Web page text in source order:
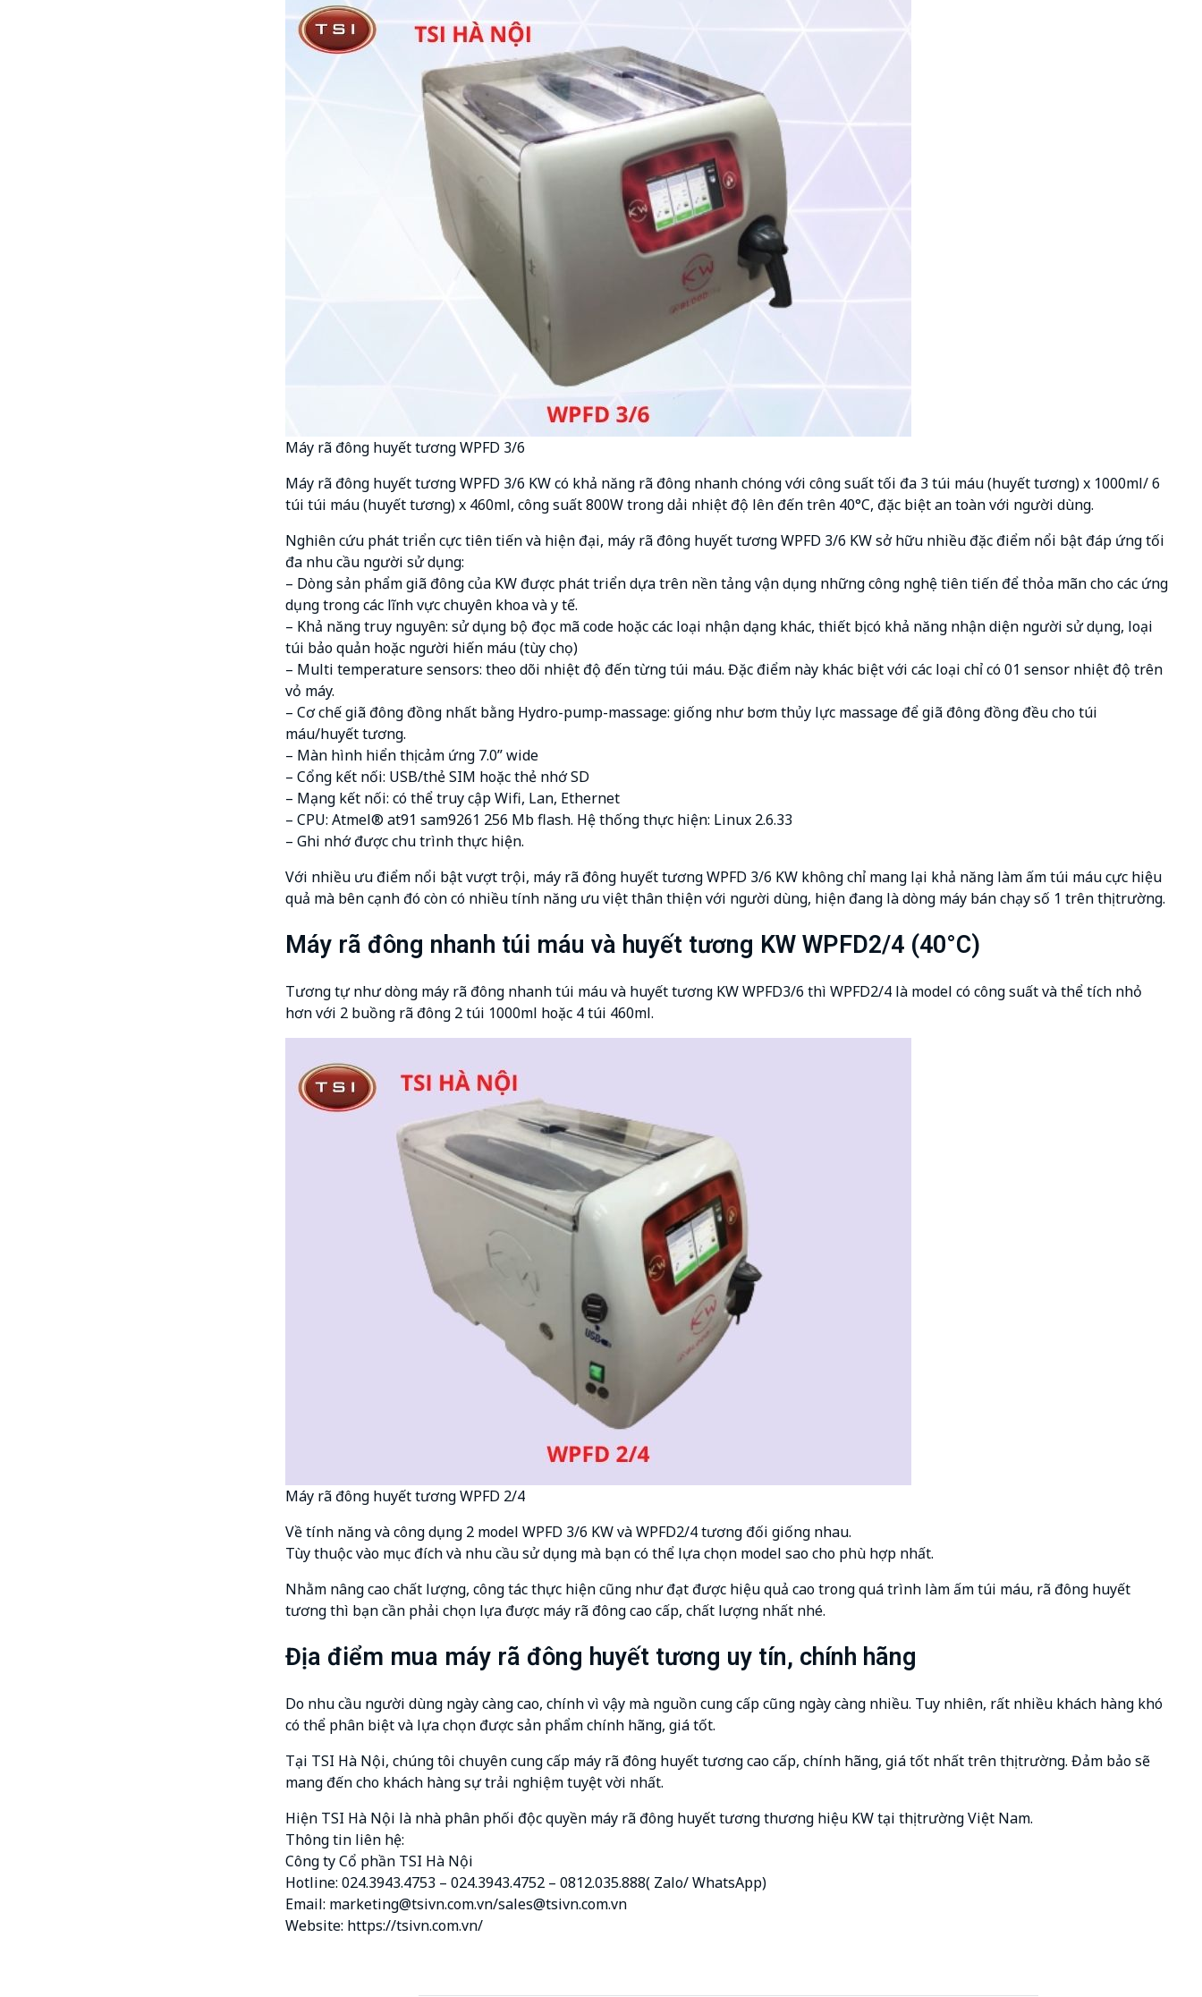
Máy rã đông huyết tương WPFD 3/6
Máy rã đông huyết tương WPFD 3/6 KW có khả năng rã đông nhanh chóng với công suất tối đa 3 túi máu (huyết tương) x 1000ml/ 6
túi túi máu (huyết tương) x 460ml, công suất 800W trong dải nhiệt độ lên đến trên 40°C, đặc biệt an toàn với người dùng.
Nghiên cứu phát triển cực tiên tiến và hiện đại, máy rã đông huyết tương WPFD 3/6 KW sở hữu nhiều đặc điểm nổi bật đáp ứng tối
đa nhu cầu người sử dụng:
– Dòng sản phẩm giã đông của KW được phát triển dựa trên nền tảng vận dụng những công nghệ tiên tiến để thỏa mãn cho các ứng
dụng trong các lĩnh vực chuyên khoa và y tế.
– Khả năng truy nguyên: sử dụng bộ đọc mã code hoặc các loại nhận dạng khác, thiết bị có khả năng nhận diện người sử dụng, loại
túi bảo quản hoặc người hiến máu (tùy chọ)
– Multi temperature sensors: theo dõi nhiệt độ đến từng túi máu. Đặc điểm này khác biệt với các loại chỉ có 01 sensor nhiệt độ trên
vỏ máy.
– Cơ chế giã đông đồng nhất bằng Hydro-pump-massage: giống như bơm thủy lực massage để giã đông đồng đều cho túi
máu/huyết tương.
– Màn hình hiển thị cảm ứng 7.0” wide
– Cổng kết nối: USB/thẻ SIM hoặc thẻ nhớ SD
– Mạng kết nối: có thể truy cập Wifi, Lan, Ethernet
– CPU: Atmel® at91 sam9261 256 Mb flash. Hệ thống thực hiện: Linux 2.6.33
– Ghi nhớ được chu trình thực hiện.
Với nhiều ưu điểm nổi bật vượt trội, máy rã đông huyết tương WPFD 3/6 KW không chỉ mang lại khả năng làm ấm túi máu cực hiệu
quả mà bên cạnh đó còn có nhiều tính năng ưu việt thân thiện với người dùng, hiện đang là dòng máy bán chạy số 1 trên thị trường.
Máy rã đông nhanh túi máu và huyết tương KW WPFD2/4 (40°C)
Tương tự như dòng máy rã đông nhanh túi máu và huyết tương KW WPFD3/6 thì WPFD2/4 là model có công suất và thể tích nhỏ
hơn với 2 buồng rã đông 2 túi 1000ml hoặc 4 túi 460ml.
Máy rã đông huyết tương WPFD 2/4
Về tính năng và công dụng 2 model WPFD 3/6 KW và WPFD2/4 tương đối giống nhau.
Tùy thuộc vào mục đích và nhu cầu sử dụng mà bạn có thể lựa chọn model sao cho phù hợp nhất.
Nhằm nâng cao chất lượng, công tác thực hiện cũng như đạt được hiệu quả cao trong quá trình làm ấm túi máu, rã đông huyết
tương thì bạn cần phải chọn lựa được máy rã đông cao cấp, chất lượng nhất nhé.
Địa điểm mua máy rã đông huyết tương uy tín, chính hãng
Do nhu cầu người dùng ngày càng cao, chính vì vậy mà nguồn cung cấp cũng ngày càng nhiều. Tuy nhiên, rất nhiều khách hàng khó
có thể phân biệt và lựa chọn được sản phẩm chính hãng, giá tốt.
Tại TSI Hà Nội, chúng tôi chuyên cung cấp máy rã đông huyết tương cao cấp, chính hãng, giá tốt nhất trên thị trường. Đảm bảo sẽ
mang đến cho khách hàng sự trải nghiệm tuyệt vời nhất.
Hiện TSI Hà Nội là nhà phân phối độc quyền máy rã đông huyết tương thương hiệu KW tại thị trường Việt Nam.
Thông tin liên hệ:
Công ty Cổ phần TSI Hà Nội
Hotline: 024.3943.4753 – 024.3943.4752 – 0812.035.888( Zalo/ WhatsApp)
Email: marketing@tsivn.com.vn/sales@tsivn.com.vn
Website: https://tsivn.com.vn/